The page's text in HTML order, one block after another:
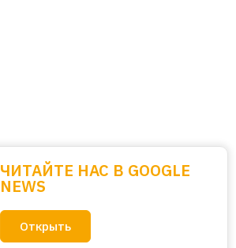
ЧИТАЙТЕ НАС В GOOGLE
NEWS
Открыть